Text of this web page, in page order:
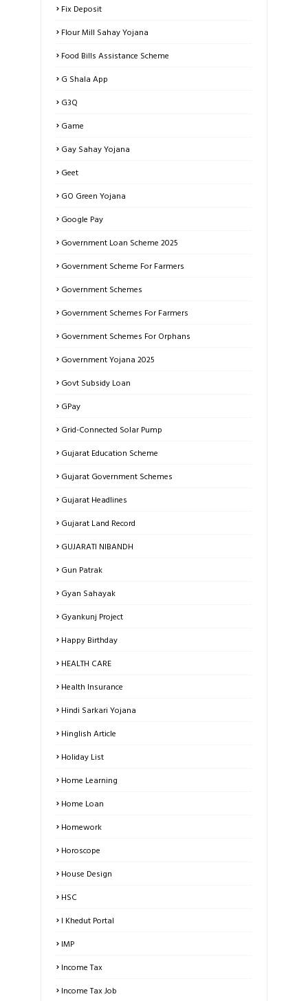
Fix Deposit
Flour Mill Sahay Yojana
Food Bills Assistance Scheme
G Shala App
G3Q
Game
Gay Sahay Yojana
Geet
GO Green Yojana
Google Pay
Government Loan Scheme 2025
Government Scheme For Farmers
Government Schemes
Government Schemes For Farmers
Government Schemes For Orphans
Government Yojana 2025
Govt Subsidy Loan
GPay
Grid-Connected Solar Pump
Gujarat Education Scheme
Gujarat Government Schemes
Gujarat Headlines
Gujarat Land Record
GUJARATI NIBANDH
Gun Patrak
Gyan Sahayak
Gyankunj Project
Happy Birthday
HEALTH CARE
Health Insurance
Hindi Sarkari Yojana
Hinglish Article
Holiday List
Home Learning
Home Loan
Homework
Horoscope
House Design
HSC
I Khedut Portal
IMP
Income Tax
Income Tax Job